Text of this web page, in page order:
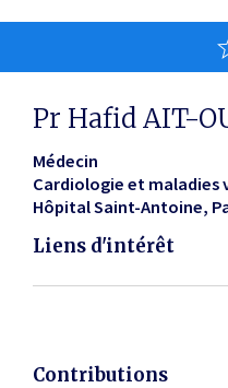
Pr Hafid AIT-
Médecin
Cardiologie et maladies
Hôpital Saint-Antoine
Liens d'intérêt
Contributions